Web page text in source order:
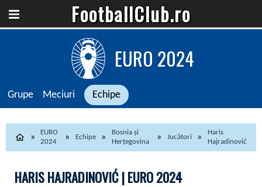
FootballClub.ro
EURO 2024
Grupe Meciuri Echipe
EURO
2024
Echipe
Bosnia și
Herțegovina
Jucători
Haris
Hajradinović
HARIS HAJRADINOVIĆ | EURO 2024